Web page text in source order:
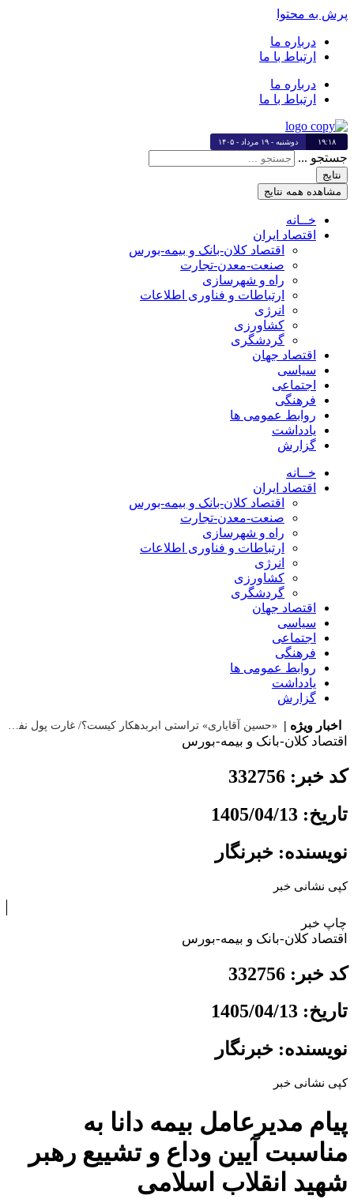
پرش به محتوا
درباره ما
ارتباط با ما
درباره ما
ارتباط با ما
۱۹:۱۸ دوشنبه - ۱۹ مرداد - ۱۴۰۵
جستجو ...
نتایج
مشاهده همه نتایج
خــانه
اقتصاد ایران
اقتصاد کلان-بانک و بیمه-بورس
صنعت-معدن-تجارت
راه و شهرسازی
ارتباطات و فناوری اطلاعات
انرژی
کشاورزی
گردشگری
اقتصاد جهان
سیاسی
اجتماعی
فرهنگی
روابط عمومی ها
یادداشت
گزارش
خــانه
اقتصاد ایران
اقتصاد کلان-بانک و بیمه-بورس
صنعت-معدن-تجارت
راه و شهرسازی
ارتباطات و فناوری اطلاعات
انرژی
کشاورزی
گردشگری
اقتصاد جهان
سیاسی
اجتماعی
فرهنگی
روابط عمومی ها
یادداشت
گزارش
اخبار ویژه | «حسین آقایاری» تراستی ابربدهکار کیست؟/ غارت پول نفت کشور با پاسپورت ایرانی- افغانستانی
اقتصاد کلان-بانک و بیمه-بورس
کد خبر: 332756
تاریخ: 1405/04/13
نویسنده: خبرنگار
کپی نشانی خبر
چاپ خبر
اقتصاد کلان-بانک و بیمه-بورس
کد خبر: 332756
تاریخ: 1405/04/13
نویسنده: خبرنگار
کپی نشانی خبر
پیام مدیرعامل بیمه دانا به
مناسبت آیین وداع و تشییع رهبر
شهید انقلاب اسلامی